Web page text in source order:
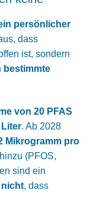
persönlicher
dass
ist, sondern
bestimmte
von 20 PFAS
. Ab 2028
Mikrogramm pro
(PFOS,
sind ein
nicht, dass